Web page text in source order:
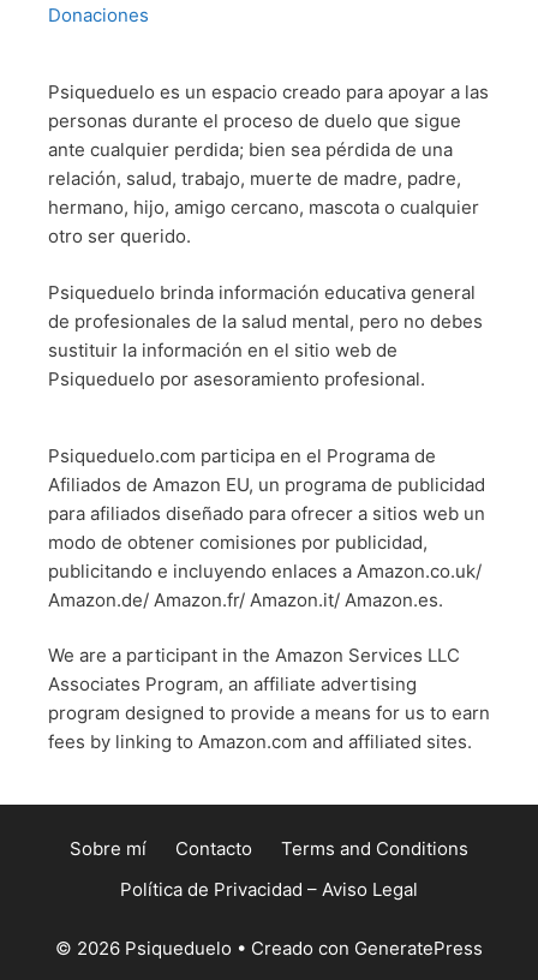
Donaciones
Psiqueduelo es un espacio creado para apoyar a las
personas durante el proceso de duelo que sigue
ante cualquier perdida; bien sea pérdida de una
relación, salud, trabajo, muerte de madre, padre,
hermano, hijo, amigo cercano, mascota o cualquier
otro ser querido.
Psiqueduelo brinda información educativa general
de profesionales de la salud mental, pero no debes
sustituir la información en el sitio web de
Psiqueduelo por asesoramiento profesional.
Psiqueduelo.com participa en el Programa de
Afiliados de Amazon EU, un programa de publicidad
para afiliados diseñado para ofrecer a sitios web un
modo de obtener comisiones por publicidad,
publicitando e incluyendo enlaces a Amazon.co.uk/
Amazon.de/ Amazon.fr/ Amazon.it/ Amazon.es.
We are a participant in the Amazon Services LLC
Associates Program, an affiliate advertising
program designed to provide a means for us to earn
fees by linking to Amazon.com and affiliated sites.
Sobre mí Contacto
Terms and Conditions
Política de Privacidad – Aviso Legal
© 2026 Psiqueduelo • Creado con GeneratePress